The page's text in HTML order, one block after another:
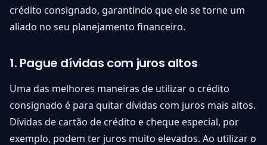
crédito consignado, garantindo que ele se torne um
aliado no seu planejamento financeiro.
1. Pague dívidas com juros altos
Uma das melhores maneiras de utilizar o crédito
consignado é para quitar dívidas com juros mais altos.
Dívidas de cartão de crédito e cheque especial, por
exemplo, podem ter juros muito elevados. Ao utilizar o